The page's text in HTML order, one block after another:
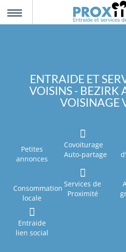
ENTRAIDE ET
VOISINS - BEZIRK
VOISINAGE
Petites
annonces
Covoiturage
Auto-partage
Consommation
locale
Services de
Proximité
Entraide
lien social